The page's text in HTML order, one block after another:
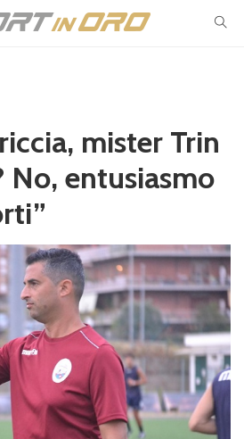
mister Trin
No, entusiasmo